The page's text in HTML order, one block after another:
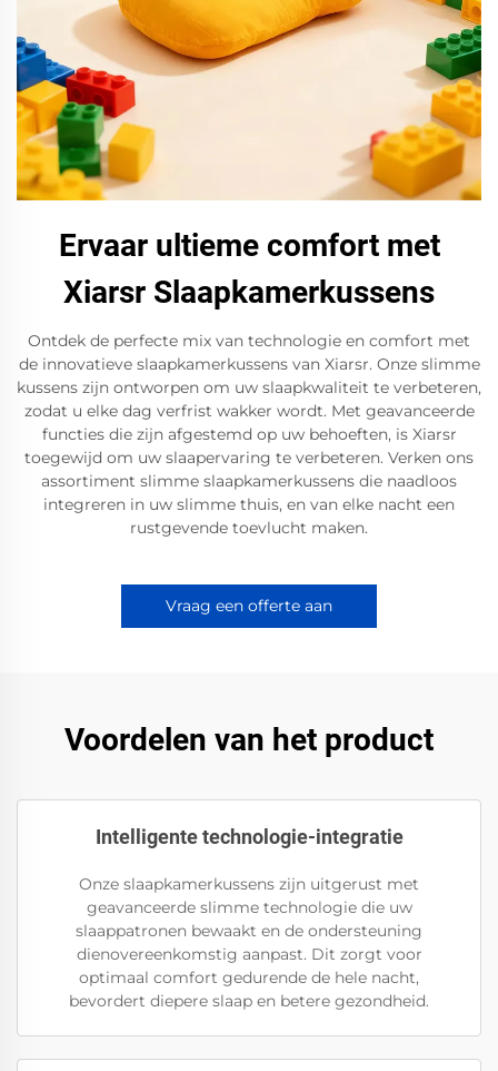
Ervaar ultieme comfort met
Xiarsr Slaapkamerkussens
Ontdek de perfecte mix van technologie en comfort met
de innovatieve slaapkamerkussens van Xiarsr. Onze slimme
kussens zijn ontworpen om uw slaapkwaliteit te verbeteren,
zodat u elke dag verfrist wakker wordt. Met geavanceerde
functies die zijn afgestemd op uw behoeften, is Xiarsr
toegewijd om uw slaapervaring te verbeteren. Verken ons
assortiment slimme slaapkamerkussens die naadloos
integreren in uw slimme thuis, en van elke nacht een
rustgevende toevlucht maken.
Vraag een offerte aan
Voordelen van het product
Intelligente technologie-integratie
Onze slaapkamerkussens zijn uitgerust met
geavanceerde slimme technologie die uw
slaappatronen bewaakt en de ondersteuning
dienovereenkomstig aanpast. Dit zorgt voor
optimaal comfort gedurende de hele nacht,
bevordert diepere slaap en betere gezondheid.